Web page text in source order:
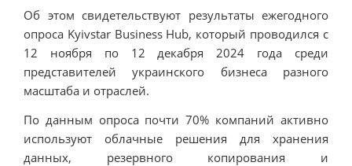
Об этом свидетельствуют результаты ежегодного
опроса Kyivstar Business Hub, который проводился с
12 ноября по 12 декабря 2024 года среди
представителей украинского бизнеса разного
масштаба и отраслей.
По данным опроса почти 70% компаний активно
используют облачные решения для хранения
данных, резервного копирования и